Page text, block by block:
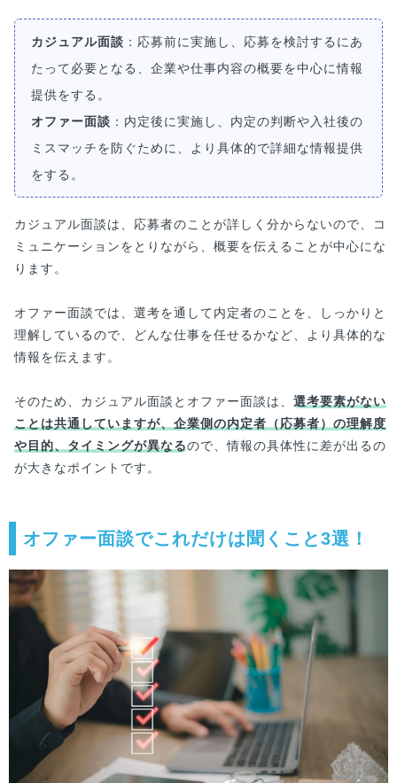
カジュアル面談 ：応募前に実施し、応募を検討するにあ
たって必要となる、企業や仕事内容の概要を中心に情報
提供をする。
オファー面談 ：内定後に実施し、内定の判断や入社後の
ミスマッチを防ぐために、より具体的で詳細な情報提供
をする。
カジュアル面談は、応募者のことが詳しく分からないので、コ
ミュニケーションをとりながら、概要を伝えることが中心にな
ります。
オファー面談では、選考を通して内定者のことを、しっかりと
理解しているので、どんな仕事を任せるかなど、より具体的な
情報を伝えます。
そのため、カジュアル面談とオファー面談は、 選考要素がない
ことは共通していますが、企業側の内定者（応募者）の理解度
や目的、タイミングが異なるので、情報の具体性に差が出るの
が大きなポイントです。
オファー面談でこれだけは聞くこと3選！